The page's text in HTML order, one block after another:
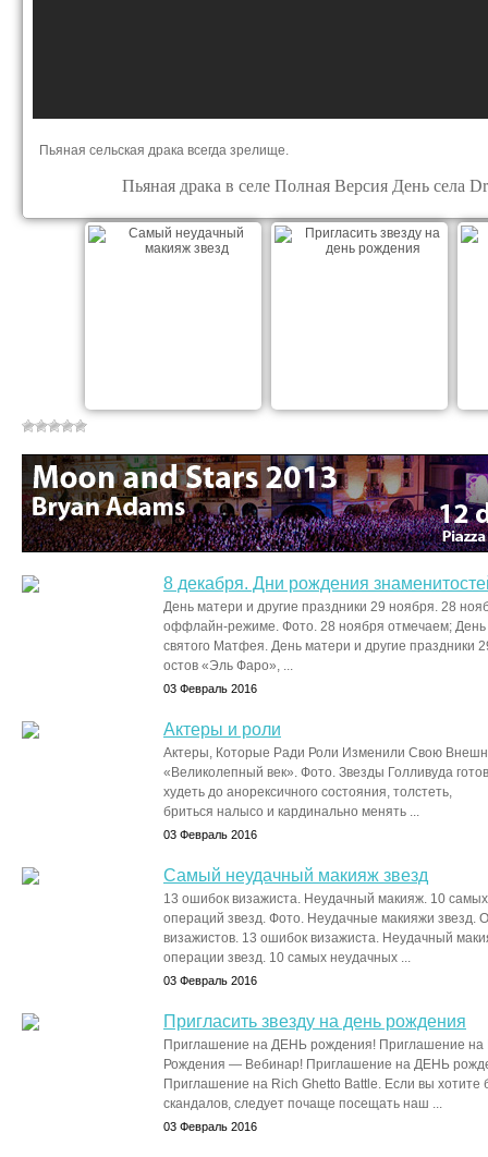
Пьяная сельская драка всегда зрелище.
Пьяная драка в селе Полная Версия День села
Самый неудачный
макияж звезд
Пригласить звезду на
день рождения
8 декабря. Дни рождения
День матери и другие праздники 29 ноября. 28
оффлайн-режиме. Фото. 28 ноября отмечаем; День
святого Матфея. День матери и другие
остов «Эль Фаро», ...
03 Февраль 2016
Актеры и роли
Актеры, Которые Ради Роли Изменили Свою
«Великолепный век». Фото. Звезды Голливуда
худеть до анорексичного состояния, толстеть,
бриться налысо и кардинально менять ...
03 Февраль 2016
Самый неудачный макияж звезд
13 ошибок визажиста. Неудачный макияж. 10
операций звезд. Фото. Неудачные макияжи звезд.
визажистов. 13 ошибок визажиста. Неудачный
операции звезд. 10 самых неудачных ...
03 Февраль 2016
Пригласить звезду на день рождения
Приглашение на ДЕНЬ рождения! Приглашение на
Рождения — Вебинар! Приглашение на ДЕНЬ
Приглашение на Rich Ghetto Battle. Если вы хотите
скандалов, следует почаще посещать наш ...
03 Февраль 2016